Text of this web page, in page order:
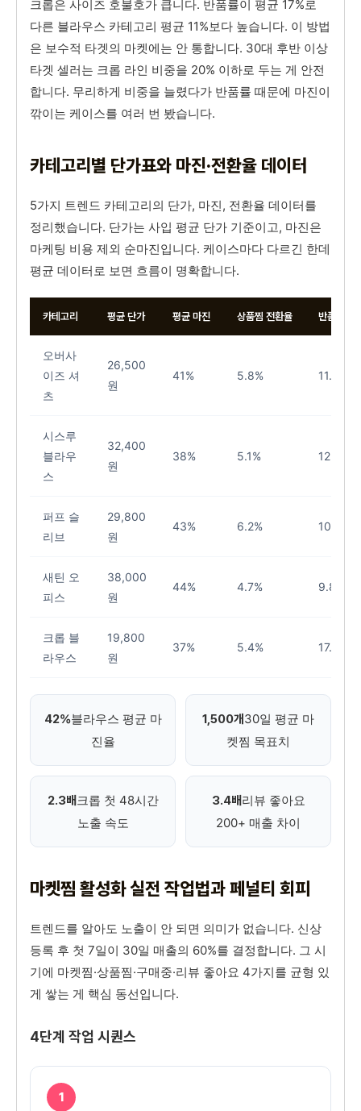
크롭은 사이즈 호불호가 큽니다. 반품률이 평균 17%로
다른 블라우스 카테고리 평균 11%보다 높습니다. 이 방법
은 보수적 타겟의 마켓에는 안 통합니다. 30대 후반 이상
타겟 셀러는 크롭 라인 비중을 20% 이하로 두는 게 안전
합니다. 무리하게 비중을 늘렸다가 반품률 때문에 마진이
깎이는 케이스를 여러 번 봤습니다.
카테고리별 단가표와 마진·전환율 데이터
5가지 트렌드 카테고리의 단가, 마진, 전환율 데이터를
정리했습니다. 단가는 사입 평균 단가 기준이고, 마진은
마케팅 비용 제외 순마진입니다. 케이스마다 다르긴 한데
평균 데이터로 보면 흐름이 명확합니다.
카테고리 평균 단가 평균 마진 상품찜 전환율 반품률
오버사
이즈 셔
츠
26,500
원
41% 5.8% 11.2%
시스루
블라우
스
32,400
원
38% 5.1% 12.8%
퍼프 슬
리브
29,800
원
43% 6.2% 10.4%
새틴 오
피스
38,000
원
44% 4.7% 9.8%
크롭 블
라우스
19,800
원
37% 5.4% 17.1%
42%블라우스 평균 마
진율
1,500개 30일 평균 마
켓찜 목표치
2.3배크롭 첫 48시간
노출 속도
3.4배리뷰 좋아요
200+ 매출 차이
마켓찜 활성화 실전 작업법과 페널티 회피
트렌드를 알아도 노출이 안 되면 의미가 없습니다. 신상
등록 후 첫 7일이 30일 매출의 60%를 결정합니다. 그 시
기에 마켓찜·상품찜·구매중·리뷰 좋아요 4가지를 균형 있
게 쌓는 게 핵심 동선입니다.
4단계 작업 시퀀스
1